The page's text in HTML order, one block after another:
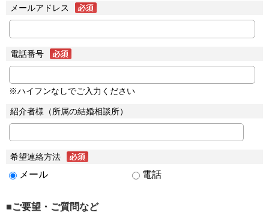
メールアドレス
電話番号
※ハイフンなしでご入力ください
紹介者様（所属の結婚相談所）
希望連絡方法
メール 電話
■ご要望・ご質問など